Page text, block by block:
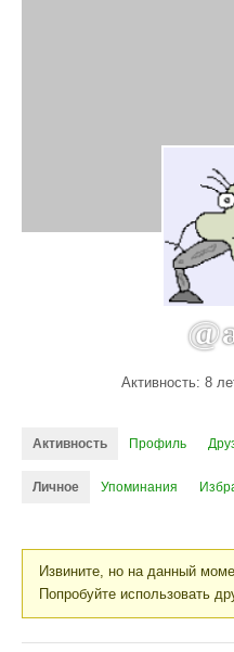
Активность: 8
Активность Профиль
Личное Упоминания
Извините, но на данный
Попробуйте использовать